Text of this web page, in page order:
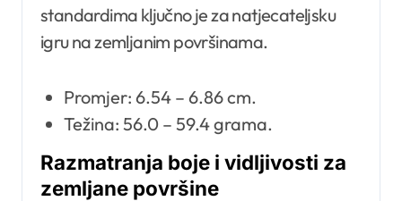
standardima ključno je za natjecateljsku
igru na zemljanim površinama.
Promjer: 6.54 – 6.86 cm.
Težina: 56.0 – 59.4 grama.
Razmatranja boje i vidljivosti za
zemljane površine